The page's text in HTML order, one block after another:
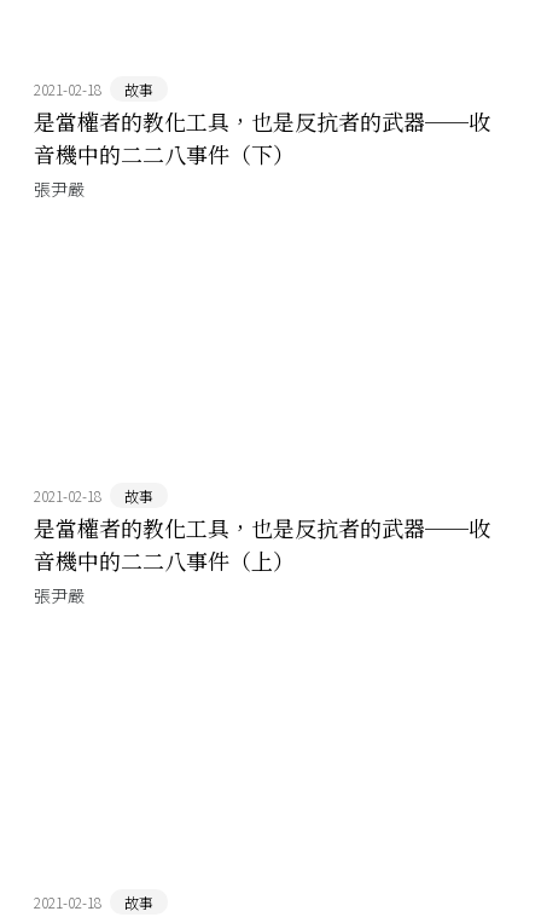
2021-02-18 故事
是當權者的教化工具，也是反抗者的武器──收
音機中的二二八事件（下）
張尹嚴
2021-02-18 故事
是當權者的教化工具，也是反抗者的武器──收
音機中的二二八事件（上）
張尹嚴
2021-02-18 故事